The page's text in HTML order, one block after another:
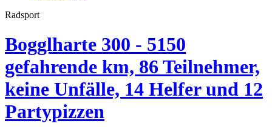
Radsport
Bogglharte 300 - 5150
gefahrende km, 86 Teilnehmer,
keine Unfälle, 14 Helfer und 12
Partypizzen